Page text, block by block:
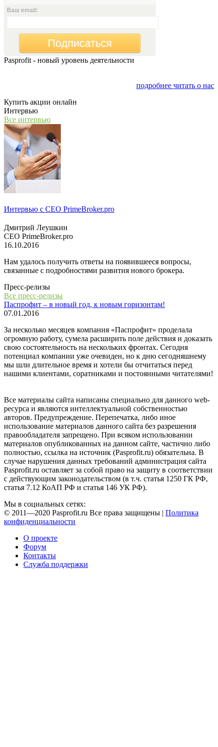
Ваш email:
Подписаться
Pasprofit - новый уровень деятельности
подробнее читать о нас
Купить акции онлайн
Интервью
Все интервью
Интервью с СЕО PrimeBroker.pro
Дмитрий Леушкин
СЕО PrimeBroker.pro
16.10.2016
Нам удалось получить ответы на появившееся вопросы,
связанные с подробностями развития нового брокера.
Пресс-релизы
Все пресс-релизы
Паспрофит – в новый год, к новым горизонтам!
07.01.2016
За несколько месяцев компания «Паспрофит» проделала
огромную работу, сумела расширить поле действия и доказать
свою состоятельность на нескольких фронтах. Сегодня
потенциал компании уже очевиден, но к дню сегодняшнему
мы шли длительное время и хотели бы отчитаться перед
нашими клиентами, соратниками и постоянными читателями!
Все материалы сайта написаны специально для данного web-
ресурса и являются интеллектуальной собственностью
авторов. Предупреждение. Перепечатка, либо иное
использование материалов данного сайта без разрешения
правообладателя запрещено. При всяком использовании
материалов опубликованных на данном сайте, частично либо
полностью, ссылка на источник (Pasprofit.ru) обязательна. В
случае нарушения данных требований администрация сайта
Pasprofit.ru оставляет за собой право на защиту в соответствии
с действующим законодательством (в т.ч. статья 1250 ГК РФ,
статья 7.12 КоАП РФ и статья 146 УК РФ).
Мы в социальных сетях:
© 2011—2020 Pasprofit.ru Все права защищены | Политика
конфиденциальности
О проекте
Форум
Контакты
Служба поддержки